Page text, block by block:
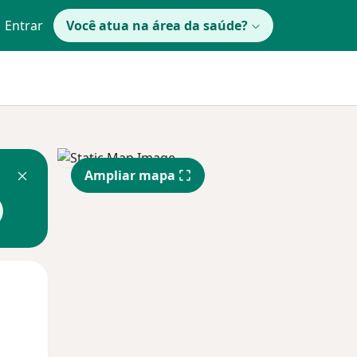
Entrar Você atua na área da saúde?
Ampliar mapa